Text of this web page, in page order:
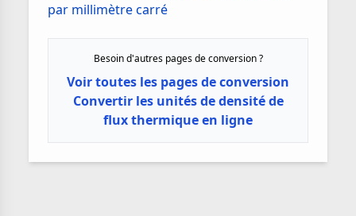
par millimètre carré
Besoin d'autres pages de conversion ?
Voir toutes les pages de conversion
Convertir les unités de densité de
flux thermique en ligne